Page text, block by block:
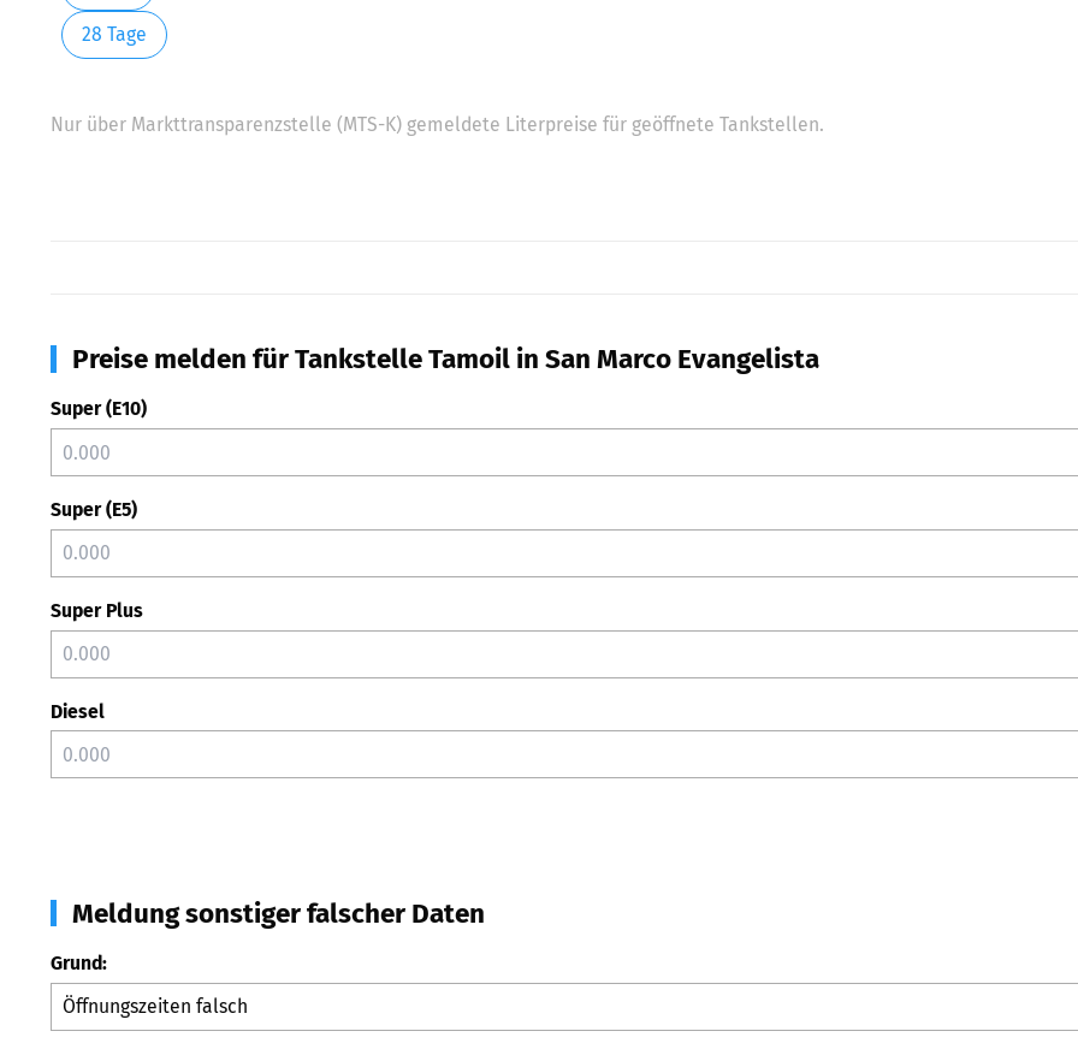
28 Tage
Nur über Markttransparenzstelle (MTS-K) gemeldete Literpreise für geöffnete Tankstellen.
Preise melden für Tankstelle Tamoil in San Marco Evangelista
Super (E10)
Super (E5)
Super Plus
Diesel
Meldung sonstiger falscher Daten
Grund: